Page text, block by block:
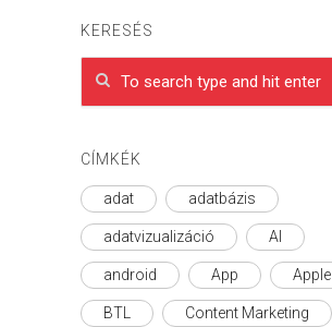
KERESÉS
CÍMKÉK
adat adatbázis
adatvizualizáció AI
android App Apple
BTL Content Marketing